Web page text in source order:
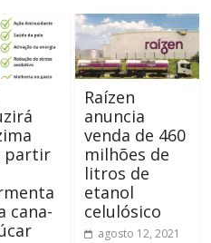
partir
cana-
Raízen
anuncia
venda de 460
milhões de
litros de
etanol
celulósico
agosto 12, 2021